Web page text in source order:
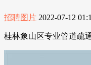
招聘图片 2022-07-12
桂林象山区专业管道疏